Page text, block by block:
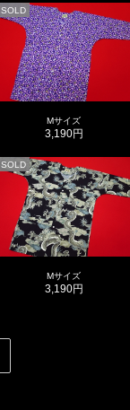
SOLD
Mサイズ
3,190円
SOLD
Mサイズ
3,190円